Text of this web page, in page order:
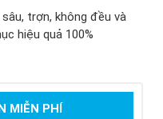
trợn, không đều và
hiệu quả 100%
MIỄN PHÍ